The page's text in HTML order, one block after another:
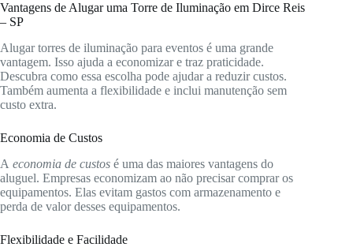
Vantagens de Alugar uma Torre de Iluminação em Dirce Reis
– SP
Alugar torres de iluminação para eventos é uma grande
vantagem. Isso ajuda a economizar e traz praticidade.
Descubra como essa escolha pode ajudar a reduzir custos.
Também aumenta a flexibilidade e inclui manutenção sem
custo extra.
Economia de Custos
A economia de custos é uma das maiores vantagens do
aluguel. Empresas economizam ao não precisar comprar os
equipamentos. Elas evitam gastos com armazenamento e
perda de valor desses equipamentos.
Flexibilidade e Facilidade